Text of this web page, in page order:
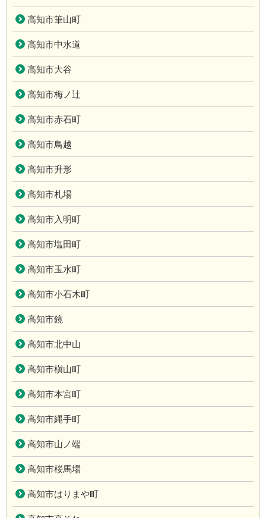
高知市筆山町
高知市中水道
高知市大谷
高知市梅ノ辻
高知市赤石町
高知市鳥越
高知市升形
高知市札場
高知市入明町
高知市塩田町
高知市玉水町
高知市小石木町
高知市鏡
高知市北中山
高知市槇山町
高知市本宮町
高知市縄手町
高知市山ノ端
高知市桜馬場
高知市はりまや町